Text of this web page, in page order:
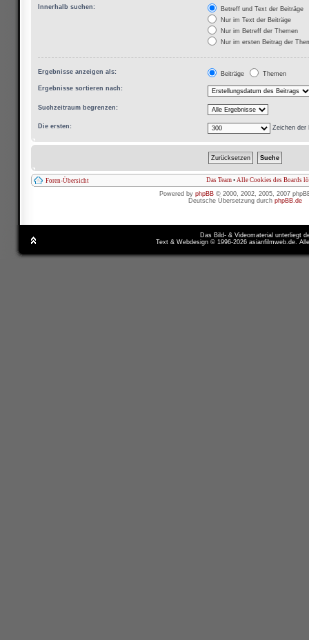
Innerhalb suchen:
Betreff und Text der Beiträge
Nur im Text der Beiträge
Nur im Betreff der Themen
Nur im ersten Beitrag der
Ergebnisse anzeigen als: Beiträge Themen
Ergebnisse sortieren nach:
Suchzeitraum begrenzen:
Die ersten: Zeichen der
Foren-Übersicht Das Team • Alle Cookies des Boards
Powered by phpBB © 2000, 2002, 2005, 2007
Deutsche Übersetzung durch phpBB.de
Das Bild- & Videomaterial unterliegt
Text & Webdesign © 1996-2026 asianfilmweb.de.